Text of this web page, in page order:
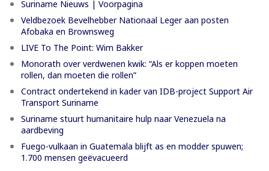
Suriname Nieuws | Voorpagina
Veldbezoek Bevelhebber Nationaal Leger aan posten
Afobaka en Brownsweg
LIVE To The Point: Wim Bakker
Monorath over verdwenen kwik: “Als er koppen moeten
rollen, dan moeten die rollen”
Contract ondertekend in kader van IDB-project Support Air
Transport Suriname
Suriname stuurt humanitaire hulp naar Venezuela na
aardbeving
Fuego-vulkaan in Guatemala blijft as en modder spuwen;
1.700 mensen geëvacueerd